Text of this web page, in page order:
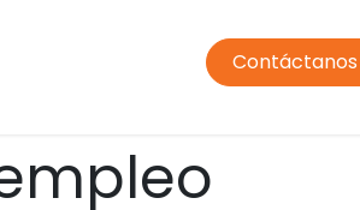
Comedor
Contáctanos